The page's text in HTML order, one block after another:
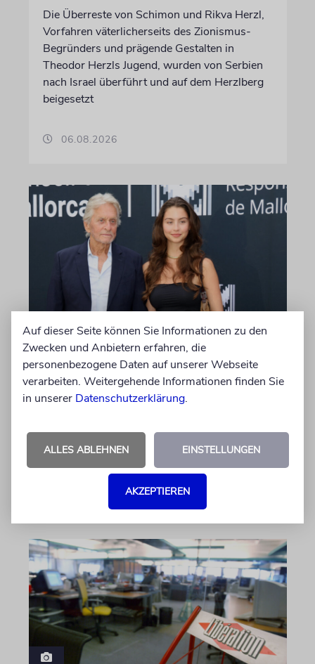
Die Überreste von Schimon und Rikva Herzl,
Vorfahren väterlicherseits des Zionismus-
Begründers und prägende Gestalten in
Theodor Herzls Jugend, wurden von Serbien
nach Israel überführt und auf dem Herzlberg
beigesetzt
06.08.2026
PALMA
Michael Douglas ist
Ehrenbotschafter Mallorcas
Der Hollywood-Star mit jüdischem
Verbindung zu der spanischen Insel und sein
Engagement für deren kulturelles Erbe geehrt
Auf dieser Seite können Sie Informationen zu den
Zwecken und Anbietern erfahren, die
personenbezogene Daten auf unserer Webseite
verarbeiten. Weitergehende Informationen finden Sie
in unserer Datenschutzerklärung.
ALLES ABLEHNEN EINSTELLUNGEN
AKZEPTIEREN